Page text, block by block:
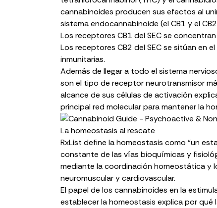
cannabinoides producen sus efectos al
sistema endocannabinoide (el CB1 y el
Los receptores CB1 del SEC se
Los receptores CB2 del SEC se sitúan en
inmunitarias.
Además de llegar a todo el sistema
son el tipo de receptor neurotransmisor
alcance de sus células de activación
principal red molecularpara mantener la
La homeostasis al rescate
RxList define la homeostasis como “un
constante de las vías bioquímicas y
mediante la coordinación homeostática y
neuromuscular y cardiovascular.
El papel de los cannabinoides en la
establecer la homeostasis explica por